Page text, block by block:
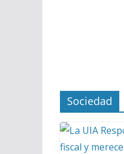
Sociedad